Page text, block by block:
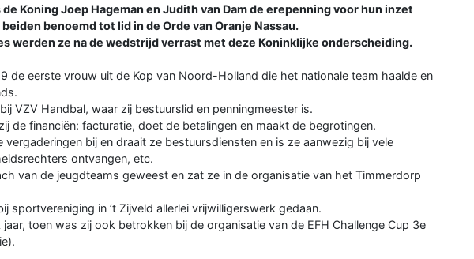
Koning Joep Hageman en Judith van Dam de erepenning voor hun inzet
benoemd tot lid in de Orde van Oranje Nassau.
werden ze na de wedstrijd verrast met deze Koninklijke onderscheiding.
de eerste vrouw uit de Kop van Noord-Holland die het nationale team haalde en
VZV Handbal, waar zij bestuurslid en penningmeester is.
de financiën: facturatie, doet de betalingen en maakt de begrotingen.
bij en draait ze bestuursdiensten en is ze aanwezig bij vele
ontvangen, etc.
van de jeugdteams geweest en zat ze in de organisatie van het Timmerdorp
sportvereniging in ’t Zijveld allerlei vrijwilligerswerk gedaan.
toen was zij ook betrokken bij de organisatie van de EFH Challenge Cup 3e